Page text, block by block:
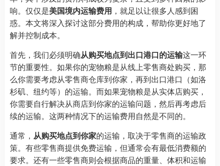
响。仅仅是美国境内运输费用 ，就足以让很多人感到困
惑。本文将深入探讨这部分费用的构成，帮助你更好地了
解并控制成本。
首先，我们必须明确从购买地点到出口港口的运输这一环
节的重要性。如果你的宠物粮是从线上零售商处购买，那
么你需要考虑从零售商仓库到你家，再到出口港口（如洛
杉矶、纽约等）的运输。而如果宠物粮是从实体店购买，
你需要自行解决从商店到你家的运输问题，然后再考虑后
续的运输。这两种情况下的运输费用自然是不同的。
通常， 从购买地点到你家的运输，取决于零售商的运输政
策。有些零售商提供免费运输，但通常会有最低消费额的
要求。还有一些零售商则会根据商品的重量、体积和运输